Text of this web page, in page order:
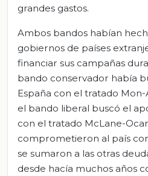
grandes gastos.
Ambos bandos habían
gobiernos de países
financiar sus campañas
bando conservador había
España con el tratado
el bando liberal buscó el
con el tratado McLane-
comprometieron al país
se sumaron a las otras
desde hacía muchos años